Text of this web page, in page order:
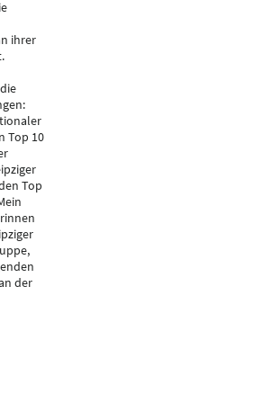
ihrer
Top 10
Top
der